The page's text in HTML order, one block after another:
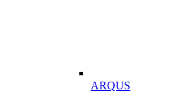
ARQUS